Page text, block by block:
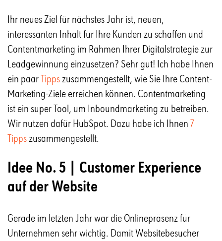
Ihr neues Ziel für nächstes Jahr ist, neuen,
interessanten Inhalt für Ihre Kunden zu schaffen und
Contentmarketing im Rahmen Ihrer Digitalstrategie zur
Leadgewinnung einzusetzen? Sehr gut! Ich habe Ihnen
ein paarTippszusammengestellt, wie Sie Ihre Content-
Marketing-Ziele erreichen können. Contentmarketing
ist ein super Tool, um Inboundmarketing zu betreiben.
Wir nutzen dafür HubSpot. Dazu habe ich Ihnen 7
Tippszusammengestellt.
Idee No. 5 | Customer Experience
auf der Website
Gerade im letzten Jahr war die Onlinepräsenz für
Unternehmen sehr wichtig. Damit Websitebesucher